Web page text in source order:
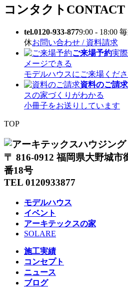
コンタクト CONTACT
tel.0120-933-8779:00 - 18:00
休お問い合わせ / 資料請求
ご来場予約実
メージできる
モデルハウスにご来場くだ
資料のご請求
スの家づくりがわかる
小冊子をお送りしています
TOP
〒 816-0912 福岡県大野城市
番18号
TEL 0120933877
モデルハウス
イベント
アーキテックスの家
SOLARE
施工実績
コンセプト
ニュース
ブログ